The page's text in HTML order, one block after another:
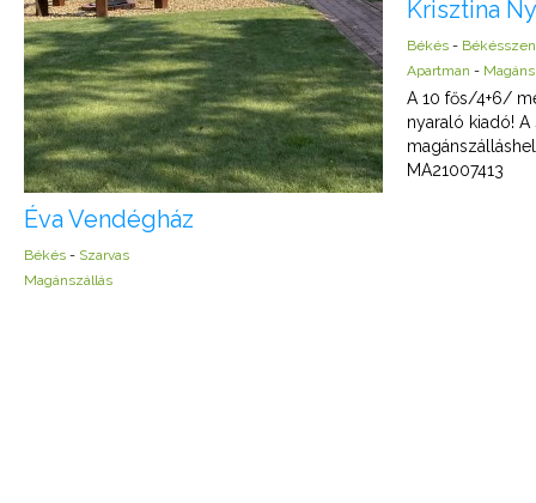
Éva Vendégház
Békés - Szarvas
Magánszállás
Krisztina
Békés -
Apartman -
A 10 fős/4+6/
nyaraló kiadó!
MA21007413